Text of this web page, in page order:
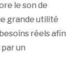
le son de
grande utilité
réels afin
un